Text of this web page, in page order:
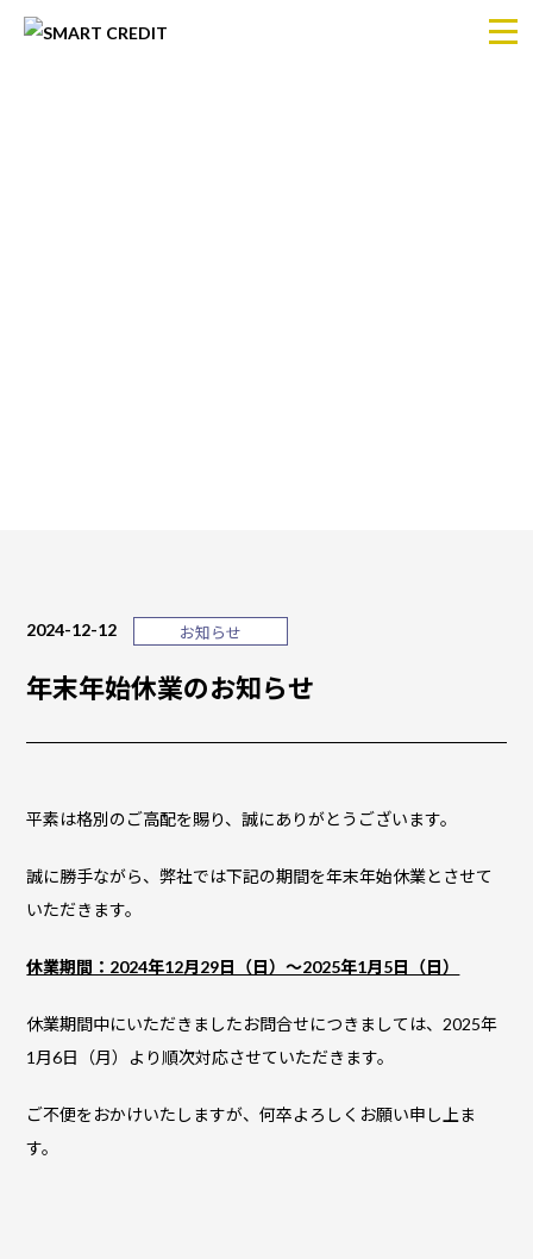
2024-12-12 お知らせ
年末年始休業のお知らせ
平素は格別のご高配を賜り、誠にありがとうございます。
誠に勝手ながら、弊社では下記の期間を年末年始休業とさせて
いただきます。
休業期間：2024年12月29日（日）～2025年1月5日（日）
休業期間中にいただきましたお問合せにつきましては、2025年
1月6日（月）より順次対応させていただきます。
ご不便をおかけいたしますが、何卒よろしくお願い申し上ま
す。